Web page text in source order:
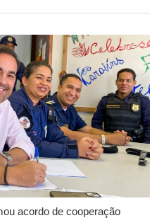
acordo de cooperação